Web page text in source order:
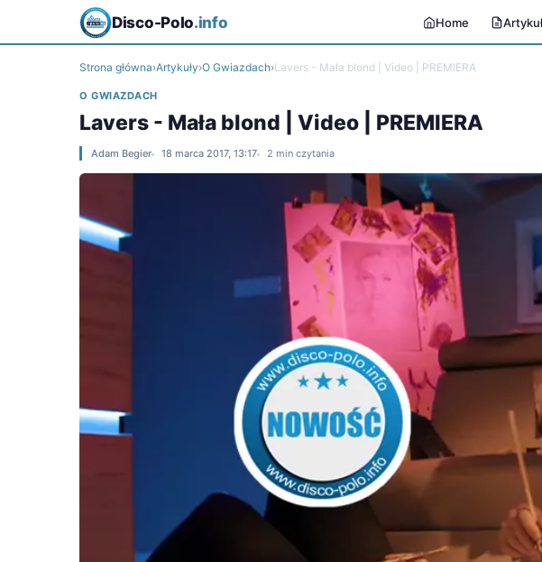
Disco-Polo.info Home
Strona główna›Artykuły›O Gwiazdach›Lavers - Mała blond | Video | PREMIERA
O GWIAZDACH
Lavers - Mała blond | Video | PREMIERA
Adam Begier 18 marca 2017, 13:17 2 min czytania